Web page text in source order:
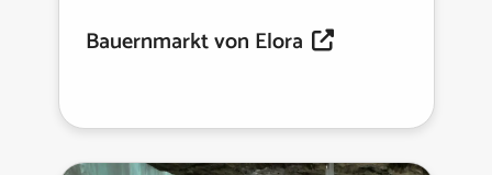
Bauernmarkt von Elora